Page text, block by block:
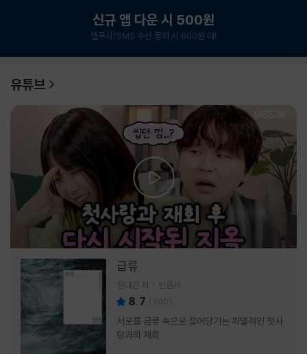
신규 앱 다운 시 500원
앱푸시/SMS 수신 동의 시 600원 더!
유튜브
급류
정대건 저 민음사
8.7 (700)
서로를 급류 속으로 끌어당기는 파멸적인 첫사
랑과의 재회